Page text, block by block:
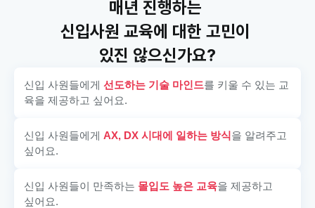
매년 진행하는
신입사원 교육에 대한 고민이
있진 않으신가요?
신입 사원들에게 선도하는 기술 마인드를 키울 수 있는 교
육을 제공하고 싶어요.
신입 사원들에게 AX, DX 시대에 일하는 방식을 알려주고
싶어요.
신입 사원들이 만족하는 몰입도 높은 교육을 제공하고
싶어요.